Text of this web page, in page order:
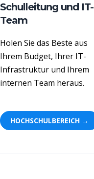
Schulleitung und IT-
Team
Holen Sie das Beste aus
Ihrem Budget, Ihrer IT-
Infrastruktur und Ihrem
internen Team heraus.
HOCHSCHULBEREICH →